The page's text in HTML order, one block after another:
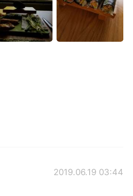
ไทย
Italiano
2019.06.19 03:44